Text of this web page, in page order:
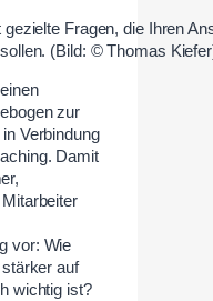
Fragen, die Ihren
(Bild: © Thomas
zur
Verbindung
Damit
vor: Wie
auf
wichtig ist?